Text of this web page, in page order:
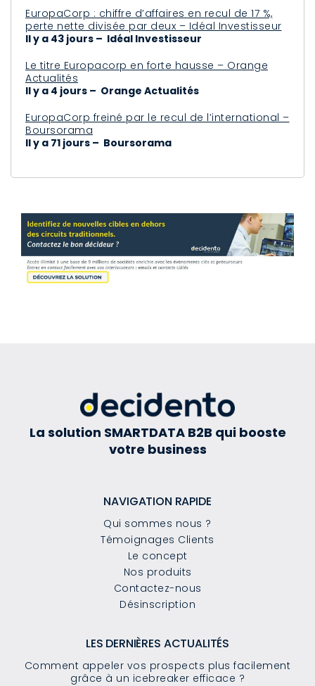
EuropaCorp : chiffre d’affaires en recul de 17 %,
perte nette divisée par deux – Idéal Investisseur
Il y a 43 jours – Idéal Investisseur
Le titre Europacorp en forte hausse – Orange
Actualités
Il y a 4 jours – Orange Actualités
EuropaCorp freiné par le recul de l’international –
Boursorama
Il y a 71 jours – Boursorama
La solution SMARTDATA B2B qui booste
votre business
NAVIGATION RAPIDE
Qui sommes nous ?
Témoignages Clients
Le concept
Nos produits
Contactez-nous
Désinscription
LES DERNIÈRES ACTUALITÉS
Comment appeler vos prospects plus facilement
grâce à un icebreaker efficace ?